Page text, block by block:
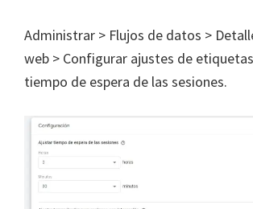
Administrar > Flujos de datos >
web > Configurar ajustes de
tiempo de espera de las sesiones.